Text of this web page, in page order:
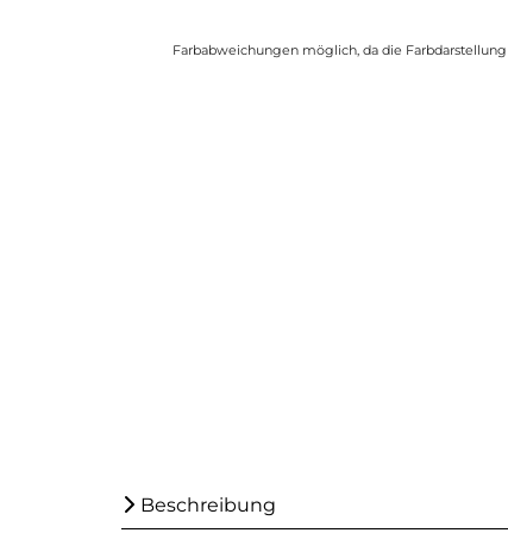
Farbabweichungen möglich, da die
Beschreibung